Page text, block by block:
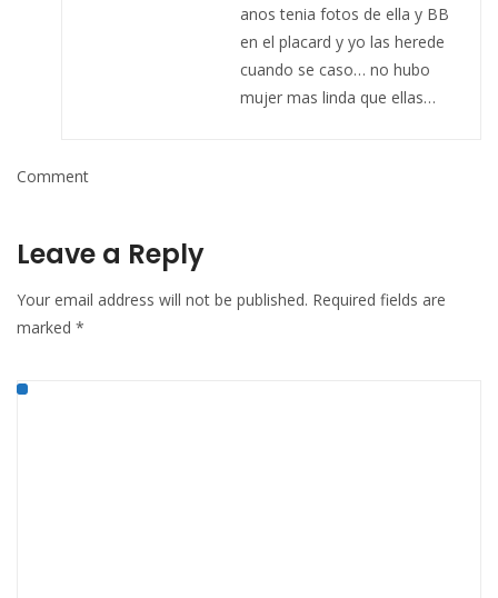
anos tenia fotos de ella y BB
en el placard y yo las herede
cuando se caso… no hubo
mujer mas linda que ellas…
Comment
Leave a Reply
Your email address will not be published. Required fields are
marked *